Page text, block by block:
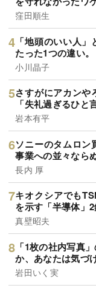
窪田順生
「地頭のいい人
たった1つの違い。
小川晶子
さすがにアカン
「失礼過ぎるひと
岩本有平
ソニーのタムロン
事業への並々なら
長内 厚
キオクシアでも
を示す「半導体」
真壁昭夫
「1枚の社内写真
か、あなたは気づ
岩田いく実